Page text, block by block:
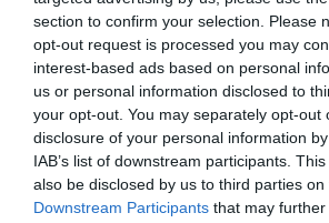
section to confirm your selection. Please
opt-out request is processed you may
interest-based ads based on personal
us or personal information disclosed to
your opt-out. You may separately opt-out
disclosure of your personal information
IAB’s list of downstream participants.
also be disclosed by us to third parties on
Downstream Participants that may
SEFAC propone
farmacia en la
de las
agudas
Noticias y novedades
26/01/2024
"La atención
los síntomas leves y